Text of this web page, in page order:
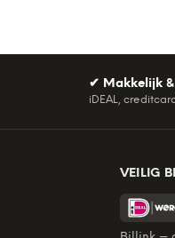
✔ Makkelijk
iDEAL,
VEILIG